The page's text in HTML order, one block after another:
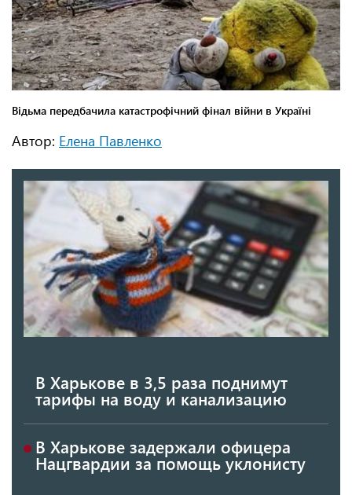
Автор: Елена Павленко
В Харькове в 3,5 раза поднимут
тарифы на воду и канализацию
В Харькове задержали офицера
Нацгвардии за помощь уклонисту